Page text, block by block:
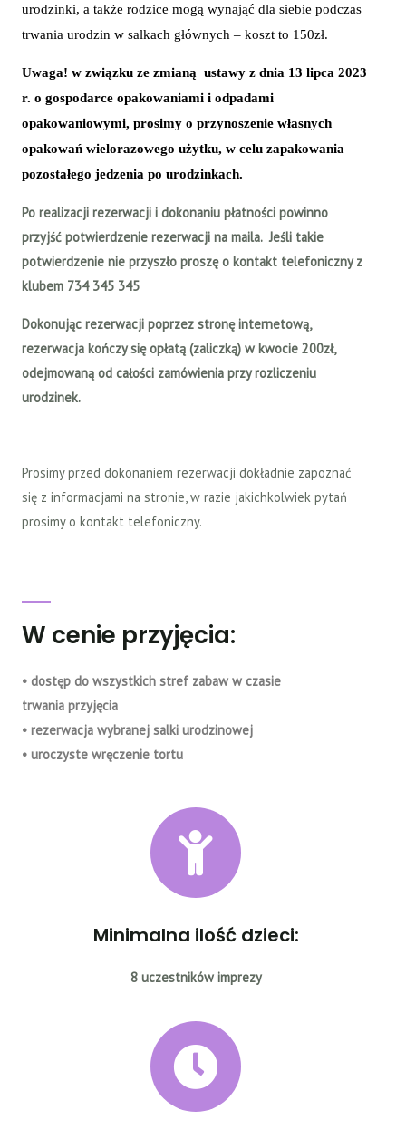
urodzinki, a także rodzice mogą wynająć dla siebie podczas
trwania urodzin w salkach głównych – koszt to 150zł.
Uwaga! w związku ze zmianą ustawy z dnia 13 lipca 2023
r. o gospodarce opakowaniami i odpadami
opakowaniowymi, prosimy o przynoszenie własnych
opakowań wielorazowego użytku, w celu zapakowania
pozostałego jedzenia po urodzinkach.
Po realizacji rezerwacji i dokonaniu płatności powinno
przyjść potwierdzenie rezerwacji na maila. Jeśli takie
potwierdzenie nie przyszło proszę o kontakt telefoniczny z
klubem 734 345 345
Dokonując rezerwacji poprzez stronę internetową,
rezerwacja kończy się opłatą (zaliczką) w kwocie 200zł,
odejmowaną od całości zamówienia przy rozliczeniu
urodzinek.
Prosimy przed dokonaniem rezerwacji dokładnie zapoznać
się z informacjami na stronie, w razie jakichkolwiek pytań
prosimy o kontakt telefoniczny.
W cenie przyjęcia:
• dostęp do wszystkich stref zabaw w czasie
trwania przyjęcia
• rezerwacja wybranej salki urodzinowej
• uroczyste wręczenie tortu
Minimalna ilość dzieci:
8 uczestników imprezy